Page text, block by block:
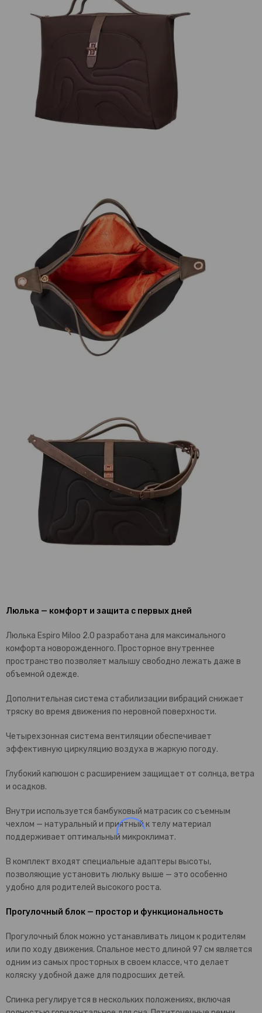
Люлька — комфорт и защита с первых дней
Люлька Espiro Miloo 2.0 разработана для максимального
комфорта новорожденного. Просторное внутреннее
пространство позволяет малышу свободно лежать даже в
объемной одежде.
Дополнительная система стабилизации вибраций снижает
тряску во время движения по неровной поверхности.
Четырехзонная система вентиляции обеспечивает
эффективную циркуляцию воздуха в жаркую погоду.
Глубокий капюшон с расширением защищает от солнца, ветра
и осадков.
Внутри используется бамбуковый матрасик со съемным
чехлом — натуральный и приятный к телу материал
поддерживает оптимальный микроклимат.
В комплект входят специальные адаптеры высоты,
позволяющие установить люльку выше — это особенно
удобно для родителей высокого роста.
Прогулочный блок — простор и функциональность
Прогулочный блок можно устанавливать лицом к родителям
или по ходу движения. Спальное место длиной 97 см является
одним из самых просторных в своем классе, что делает
коляску удобной даже для подросших детей.
Спинка регулируется в нескольких положениях, включая